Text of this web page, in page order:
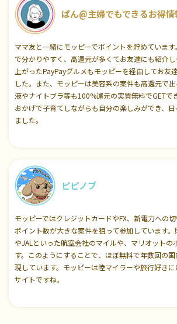
ぱん@主婦でもできるお得情
ママ友と一緒にモッピーでポイントを貯めていま
で分かりやすく、高還元が多くてお友達にも紹介
上がったPayPayグルメもモッピーを経由してお友
した。また、モッピーは美容系の案件も高還元で
液やナイトブラ等も100%還元の実質無料でGETで
おかげで子育てしながらも自分の楽しみができ、
ました。
ピピノブ
モッピーではクレジットカードやFX、新電力への
ポイント数が大きな案件を狙って参加しています
やJALといった航空会社のマイルや、マリオットの
す。このようにすることで、ほぼ無料で年数回の
現しています。モッピーは陸マイラーや旅行好き
サイトですね。